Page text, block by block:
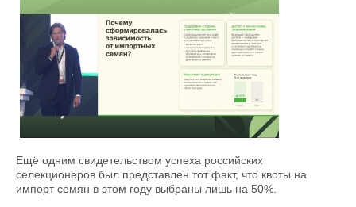
Ещё одним свидетельством успеха российских
селекционеров был представлен тот факт, что квоты на
импорт семян в этом году выбраны лишь на 50%.